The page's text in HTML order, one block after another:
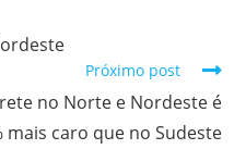
Próximo post
no Norte e Nordeste é
mais caro que no Sudeste